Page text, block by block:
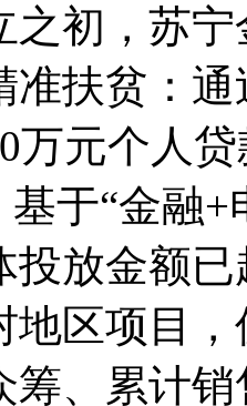
之初，苏
准扶贫：
万元个人
基于“金融
投放金额
地区项目
筹、累计